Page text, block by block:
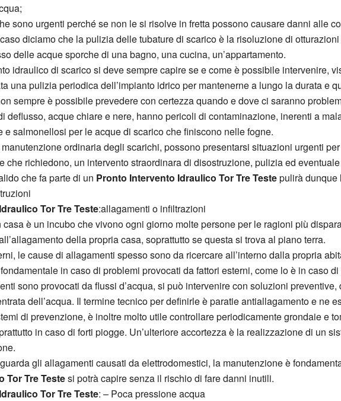
sono urgenti perché se non le si risolve in fretta possono causare danni alle
diciamo che la pulizia delle tubature di scarico è la risoluzione di
delle acque sporche di una bagno, una cucina, un’appartamento.
idraulico di scarico si deve sempre capire se e come è possibile intervenire,
una pulizia periodica dell’impianto idrico per mantenerne a lungo la durata e
sempre è possibile prevedere con certezza quando e dove ci saranno
deflusso, acque chiare e nere, hanno pericoli di contaminazione, inerenti a
e salmonellosi per le acque di scarico che finiscono nelle fogne.
ordinaria degli scarichi, possono presentarsi situazioni urgenti
che richiedono, un intervento straordinara di disostruzione, pulizia ed
che fa parte di un Pronto Intervento Idraulico Tor Tre Testepulirà dunque
Tor Tre Teste:allagamenti o infiltrazioni
casa è un incubo che vivono ogni giorno molte persone per le ragioni più
della propria casa, soprattutto se questa si trova al piano terra.
le cause di allagamenti spesso sono da ricercare all’interno dalla propria
in caso di problemi provocati da fattori esterni, come lo è in caso
sono provocati da flussi d’acqua, si può intervenire con soluzioni
dell’acqua. Il termine tecnico per definirle è paratie antiallagamento e ne
di prevenzione, è inoltre molto utile controllare periodicamente grondaie e
in caso di forti piogge. Un’ulteriore accortezza è la realizzazione di un
gli allagamenti causati da elettrodomestici, la manutenzione è
Tor Tre Testesi potrà capire senza il rischio di fare danni inutili.
Tor Tre Teste: – Poca pressione acqua